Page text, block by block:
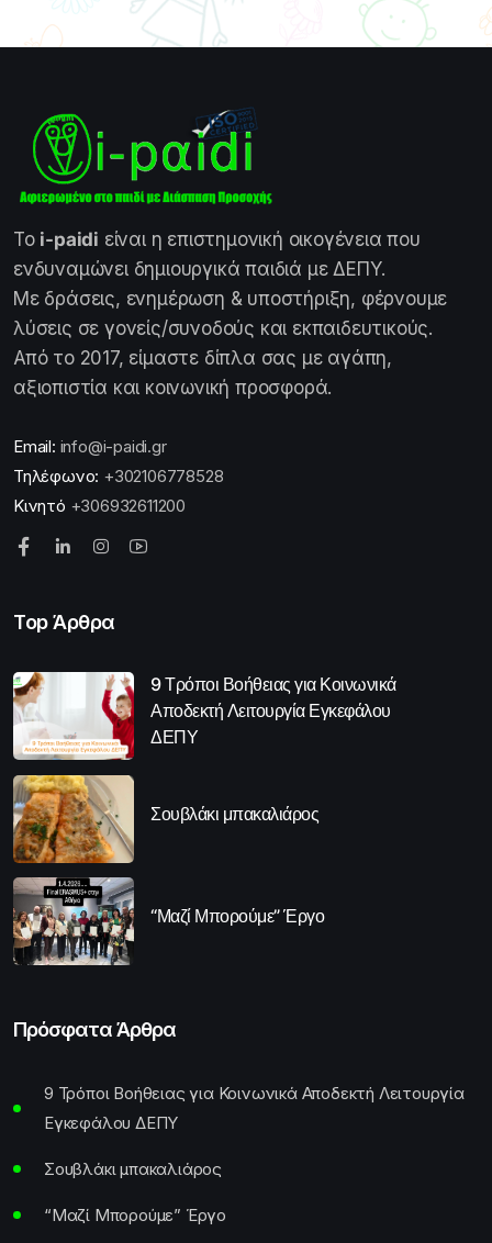
Το i-paidi είναι η επιστημονική οικογένεια που
ενδυναμώνει δημιουργικά παιδιά με ΔΕΠΥ.
Με δράσεις, ενημέρωση & υποστήριξη, φέρνουμε
λύσεις σε γονείς/συνοδούς και εκπαιδευτικούς.
Από το 2017, είμαστε δίπλα σας με αγάπη,
αξιοπιστία και κοινωνική προσφορά.
Email: info@i-paidi.gr
Τηλέφωνο: +302106778528
Κινητό +306932611200
Top Άρθρα
9 Τρόποι Βοήθειας για Κοινωνικά
Αποδεκτή Λειτουργία Εγκεφάλου
ΔΕΠΥ
Σουβλάκι μπακαλιάρος
“Μαζί Μπορούμε” Έργο
Πρόσφατα Άρθρα
9 Τρόποι Βοήθειας για Κοινωνικά Αποδεκτή Λειτουργία
Εγκεφάλου ΔΕΠΥ
Σουβλάκι μπακαλιάρος
“Μαζί Μπορούμε” Έργο